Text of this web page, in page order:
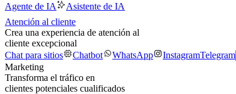
Agente de IA
Asistente de IA
Atención al cliente
Crea una experiencia de atención al
cliente excepcional
Chat para sitios
Chatbot WhatsApp InstagramTelegram
Marketing
Transforma el tráfico en
clientes potenciales cualificados